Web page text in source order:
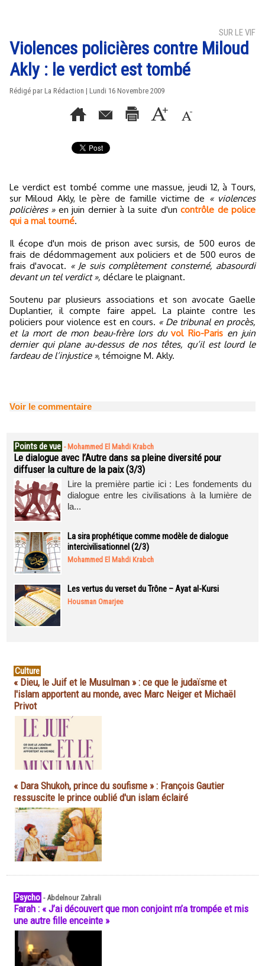
SUR LE VIF
Violences policières contre Miloud
Akly : le verdict est tombé
Rédigé par La Rédaction | Lundi 16 Novembre 2009
Le verdict est tombé comme une massue, jeudi 12, à Tours,
sur Miloud Akly, le père de famille victime de « violences
policières »en juin dernier à la suite d'uncontrôle de police
qui a mal tourné.
Il écope d'un mois de prison avec sursis, de 500 euros de
frais de dédommagement aux policiers et de 500 euros de
frais d'avocat. « Je suis complètement consterné, abasourdi
devant un tel verdict », déclare le plaignant.
Soutenu par plusieurs associations et son avocate Gaelle
Duplantier, il compte faire appel. La plainte contre les
policiers pour violence est en cours. « De tribunal en procès,
et la mort de mon beau-frère lors du vol Rio-Paris en juin
dernier qui plane au-dessus de nos têtes, qu’il est lourd le
fardeau de l’injustice », témoigne M. Akly.
Voir le commentaire
Points de vue - Mohammed El Mahdi Krabch
Le dialogue avec l’Autre dans sa pleine diversité pour
diffuser la culture de la paix (3/3)
Lire la première partie ici : Les fondements du
dialogue entre les civilisations à la lumière de
la...
La sira prophétique comme modèle de dialogue
intercivilisationnel (2/3)
Mohammed El Mahdi Krabch
Les vertus du verset du Trône – Ayat al-Kursi
Housman Omarjee
Culture
« Dieu, le Juif et le Musulman » : ce que le judaïsme et
l'islam apportent au monde, avec Marc Neiger et Michaël
Privot
« Dara Shukoh, prince du soufisme » : François Gautier
ressuscite le prince oublié d'un islam éclairé
Psycho -Abdelnour Zahrali
Farah : « J’ai découvert que mon conjoint m’a trompée et mis
une autre fille enceinte »